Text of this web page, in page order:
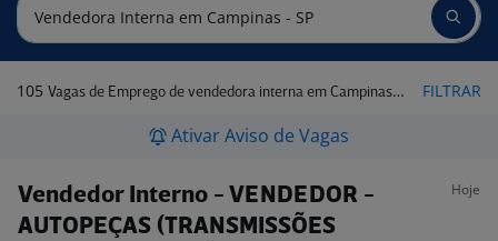
105 Vagas de Emprego de vendedora interna em Campinas - SP FILTRAR
Ativar Aviso de Vagas
Vendedor Interno - VENDEDOR -
AUTOPEÇAS (TRANSMISSÕES
Hoje